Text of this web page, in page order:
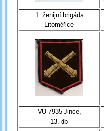
1. ženijní brigáda
Litoměřice
VÚ 7935 Jince,
13. db